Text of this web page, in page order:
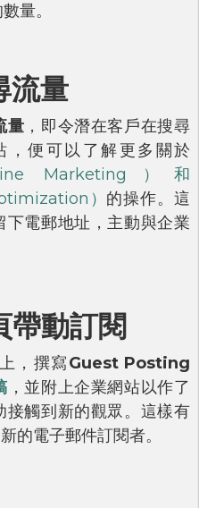
量。
流量
量 ，即令潛在客戶在搜尋
，便可以了解更多關於
Marketing）和
） 的操作。這
電郵地址，主動與企業
帶動訂閱
，撰寫Guest Posting
，並附上企業網站以作了
觸到新的觀眾。這樣有
的電子郵件訂閱者。